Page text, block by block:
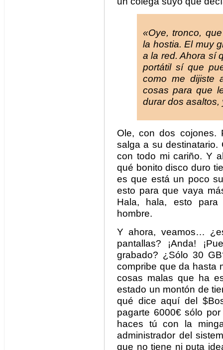
«Oye, tronco,
la hostia. El muy
a la red. Ahora sí
portátil sí que
como me dijiste
cosas para que
durar dos asaltos,
Ole, con dos cojones.
salga a su destinatario.
con todo mi cariño. Y
qué bonito disco duro
es que está un poco
esto para que vaya
Hala, hala, esto
hombre.
Y ahora, veamos…
pantallas? ¡Anda!
grabado? ¿Sólo 30
compribe que da hasta
cosas malas que ha
estado un montón de
qué dice aquí del
pagarte 6000€ sólo
haces tú con la
administrador del
que no tiene ni puta